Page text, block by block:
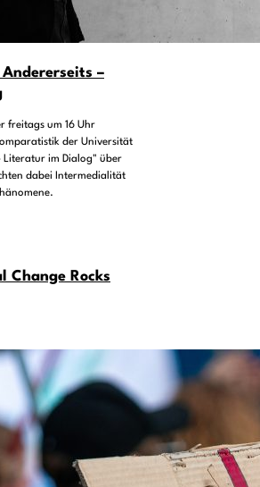
–
freitags um 16 Uhr
der Universität
Literatur im Dialog" über
dabei Intermedialität
Change Rocks